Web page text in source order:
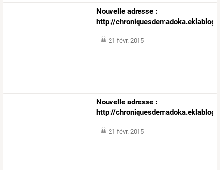
Nouvelle adresse :
http://
21 févr. 2015
Nouvelle adresse :
http://
21 févr. 2015